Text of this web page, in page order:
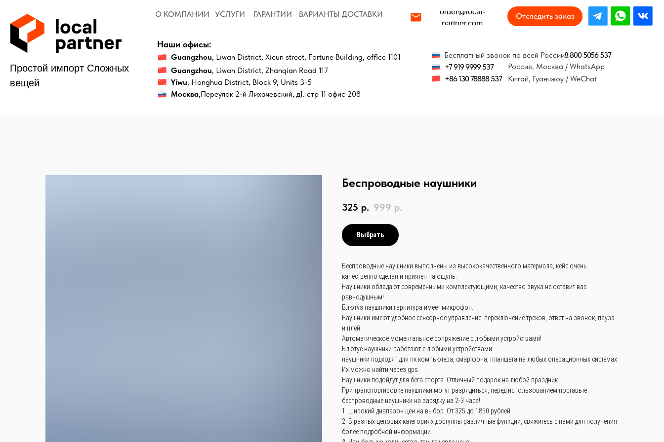
О КОМПАНИИ УСЛУГИ ГАРАНТИИ
+86 130 78888 537
+7 919 9999 537
partner.com
ВАРИАНТЫ ДОСТАВКИ
Китай, Гуанчжоу / WeChat
Россия, Москва / WhatsApp
вещей
Москва,Переулок 2-й Лихачевский, д1. стр 11 офис 208
Yiwu , Honghua District, Block 9, Units 3-5
, Liwan District, Xicun street, Fortune Building, office 1101
Guangzhou
, Liwan District, Zhanqian Road 117
Наши офисы:
Отследить заказ
Беспроводные наушники
325 р. 999 р.
Выбрать
Беспроводные наушники выполнены из высококачественного материала, кейс очень
качественно сделан и приятен на ощупь.
Наушники обладают современными комплектующими, качество звука не оставит вас
равнодушным!
Блютуз наушники гарнитура имеет микрофон.
Наушники имеют удобное сенсорное управление: переключение треков, ответ на звонок, пауза
и плей.
Автоматическое моментальное сопряжение с любыми устройствами!
Блютус наушники работают с любыми устройствами:
наушники подходят для пк компьютера, смартфона, планшета на любых операционных системах.
Их можно найти через gps.
Наушники подойдут для бега спорта. Отличный подарок на любой праздник.
При транспортировке наушники могут разрядиться, перед использованием поставьте
беспроводные наушники на зарядку на 2-3 часа!
1: Широкий диапазон цен на выбор. От 325 до 1850 рублей.
2: В разных ценовых категориях доступны различные функции, свяжитесь с нами для получения
более подробной информации.